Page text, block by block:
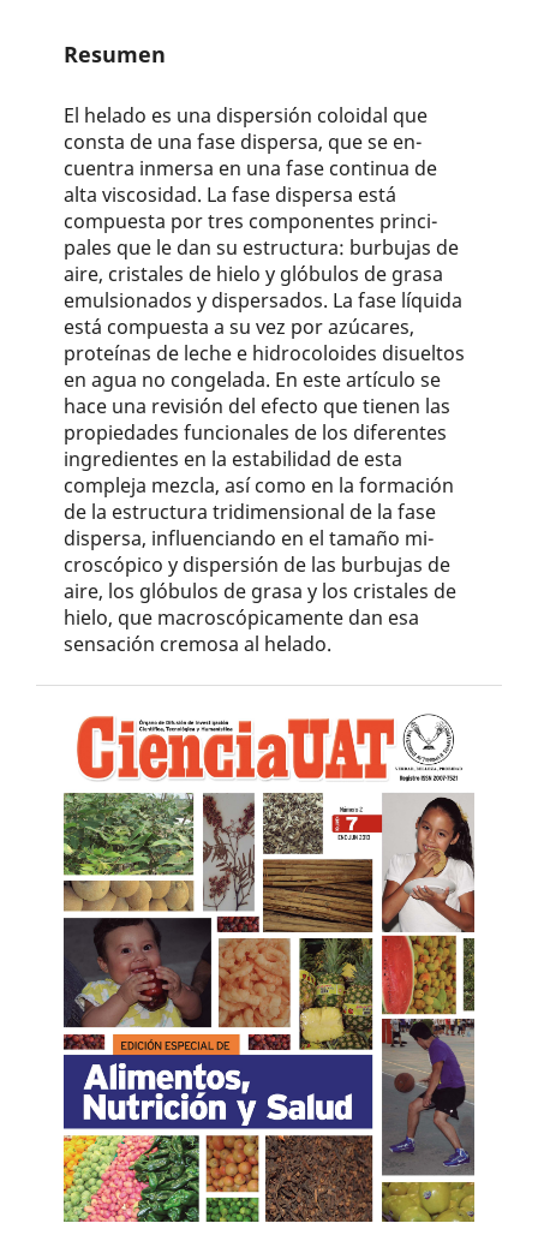
Resumen
El helado es una dispersión coloidal que
consta de una fase dispersa, que se en­
cuentra inmersa en una fase continua de
alta viscosidad. La fase dispersa está
compuesta por tres componentes princi­
pales que le dan su estructura: burbujas de
aire, cristales de hielo y glóbulos de grasa
emulsionados y dispersados. La fase líquida
está compuesta a su vez por azúcares,
proteínas de leche e hidrocoloides disueltos
en agua no congela­da. En este artículo se
hace una revisión del efecto que tienen las
propiedades funcionales de los diferentes
ingredien­tes en la estabilidad de esta
compleja mezcla, así como en la formación
de la estructura tridimensional de la fase
dispersa, influenciando en el tamaño mi­
croscópico y dispersión de las burbujas de
aire, los glóbulos de grasa y los cris­tales de
hielo, que macroscópicamente dan esa
sensación cremosa al helado.